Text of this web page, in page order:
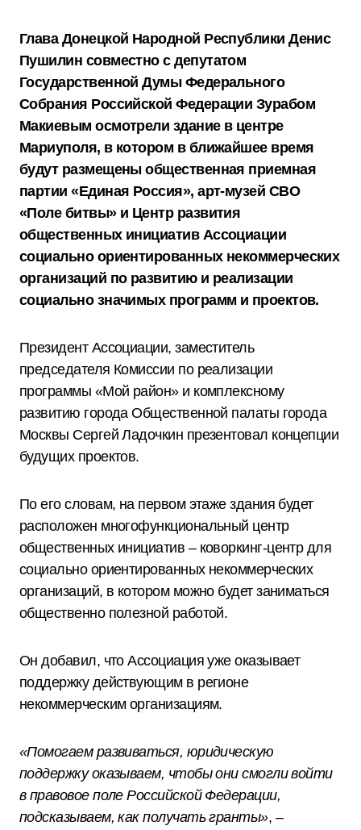
Глава Донецкой Народной Республики Денис
Пушилин совместно с депутатом
Государственной Думы Федерального
Собрания Российской Федерации Зурабом
Макиевым осмотрели здание в центре
Мариуполя, в котором в ближайшее время
будут размещены общественная приемная
партии «Единая Россия», арт-музей СВО
«Поле битвы» и Центр развития
общественных инициатив Ассоциации
социально ориентированных некоммерческих
организаций по развитию и реализации
социально значимых программ и проектов.
Президент Ассоциации, заместитель
председателя Комиссии по реализации
программы «Мой район» и комплексному
развитию города Общественной палаты города
Москвы Сергей Ладочкин презентовал концепции
будущих проектов.
По его словам, на первом этаже здания будет
расположен многофункциональный центр
общественных инициатив – коворкинг-центр для
социально ориентированных некоммерческих
организаций, в котором можно будет заниматься
общественно полезной работой.
Он добавил, что Ассоциация уже оказывает
поддержку действующим в регионе
некоммерческим организациям.
«Помогаем развиваться, юридическую
поддержку оказываем, чтобы они смогли войти
в правовое поле Российской Федерации,
подсказываем, как получать гранты», –